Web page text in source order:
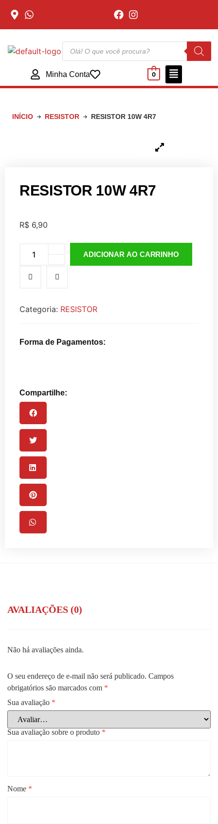
Minha Conta 0
INÍCIO RESISTOR RESISTOR 10W 4R7
RESISTOR 10W 4R7
R$ 6,90
ADICIONAR AO CARRINHO
Categoria: RESISTOR
Forma de Pagamentos:
Compartilhe:
AVALIAÇÕES (0)
Não há avaliações ainda.
O seu endereço de e-mail não será publicado. Campos
obrigatórios são marcados com *
Sua avaliação *
Sua avaliação sobre o produto *
Nome *